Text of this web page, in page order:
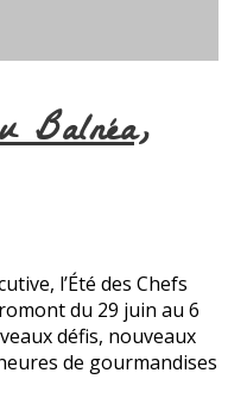
Balnéa,
l’Été des Chefs
du 29 juin au 6
défis, nouveaux
de gourmandises